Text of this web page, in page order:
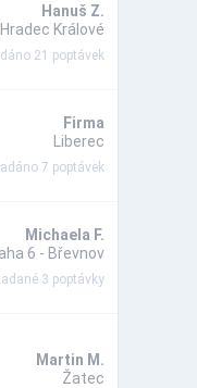
Hanuš Z.
Hradec Králové
21 poptávek
Firma
Liberec
7 poptávek
Michaela F.
6 - Břevnov
3 poptávky
Martin M.
Žatec